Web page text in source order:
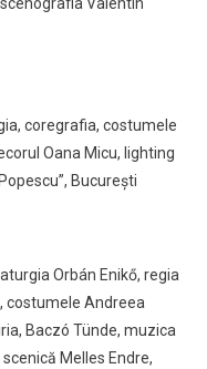
Valentin
coregrafia, costumele
Oana Micu, lighting
București
Orbán Enikő, regia
costumele Andreea
Baczó Tünde, muzica
Melles Endre,